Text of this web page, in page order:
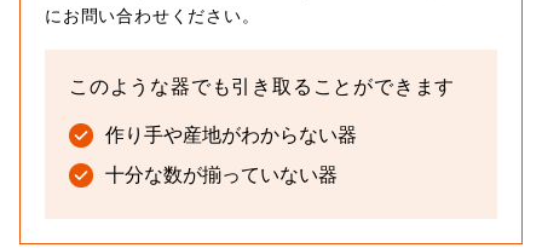
にお問い合わせください。
このような器でも引き取ることができます
作り手や産地がわからない器
十分な数が揃っていない器